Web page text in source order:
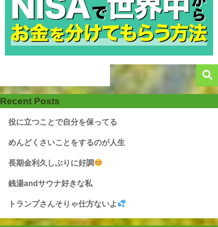
Recent Posts
役に立つことで自分を保ってる
めんどくさいことをするのが人生
長期金利久しぶりに好調
銭湯andサウナ好きな私
トランプさんそりゃ仕方ないよ